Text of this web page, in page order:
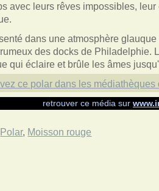
avec leurs rêves impossibles,
dans une atmosphère
des docks de Philadelphie.
qui éclaire et brûle les âmes
ce polar dans les médiathèques
retrouver ce média sur
Polar, Moisson rouge